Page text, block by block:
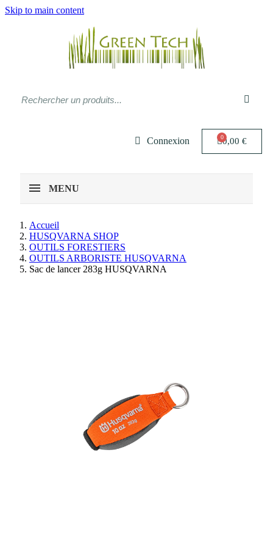
Skip to main content
Connexion 0,00 €
MENU
Accueil
HUSQVARNA SHOP
OUTILS FORESTIERS
OUTILS ARBORISTE HUSQVARNA
Sac de lancer 283g HUSQVARNA